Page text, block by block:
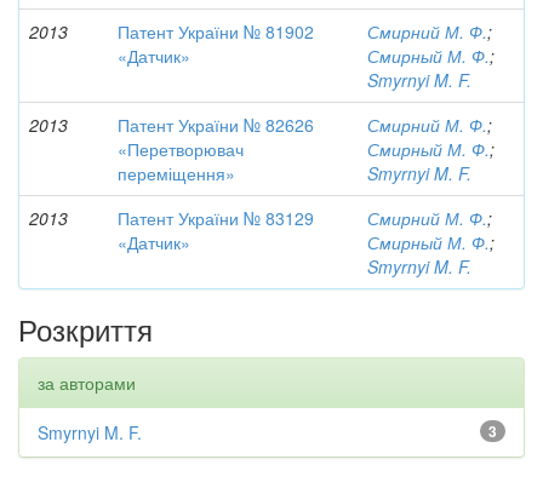
2013
Патент України № 81902
«Датчик»
Смирний М. Ф.;
Смирный М. Ф.;
Smyrnyi M. F.
2013
Патент України № 82626
«Перетворювач
переміщення»
Смирний М. Ф.;
Смирный М. Ф.;
Smyrnyi M. F.
2013
Патент України № 83129
«Датчик»
Смирний М. Ф.;
Смирный М. Ф.;
Smyrnyi M. F.
Розкриття
за авторами
3
Smyrnyi M. F.